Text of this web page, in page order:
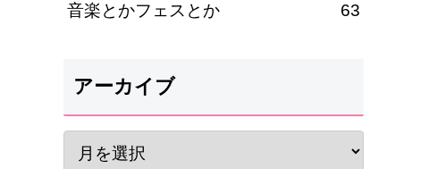
音楽とかフェスとか 63
アーカイブ